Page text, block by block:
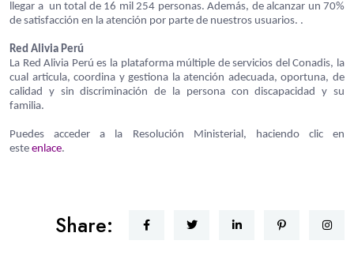
llegar a un total de 16 mil 254 personas. Además, de alcanzar un 70%
de satisfacción en la atención por parte de nuestros usuarios. .
Red Alivia Perú
La Red Alivia Perú es la plataforma múltiple de servicios del Conadis, la
cual articula, coordina y gestiona la atención adecuada, oportuna, de
calidad y sin discriminación de la persona con discapacidad y su
familia.
Puedes acceder a la Resolución Ministerial, haciendo clic en
este enlace.
Share: